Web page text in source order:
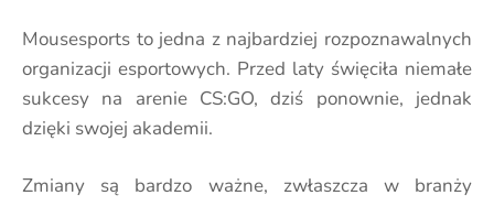
Mousesports to jedna z najbardziej rozpoznawalnych
organizacji esportowych. Przed laty święciła niemałe
sukcesy na arenie CS:GO, dziś ponownie, jednak
dzięki swojej akademii.
Zmiany są bardzo ważne, zwłaszcza w branży